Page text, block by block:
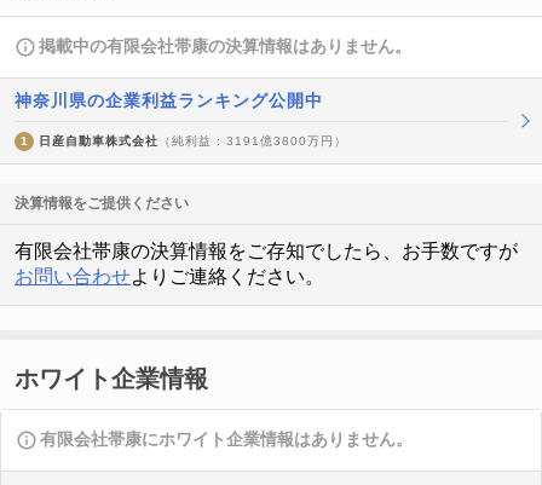
掲載中の有限会社帯康の決算情報はありません。
神奈川県の企業利益ランキング公開中
1 日産自動車株式会社 （純利益 : 3191億3800万円）
決算情報をご提供ください
有限会社帯康の決算情報をご存知でしたら、お手数ですが
お問い合わせよりご連絡ください。
ホワイト企業情報
有限会社帯康にホワイト企業情報はありません。